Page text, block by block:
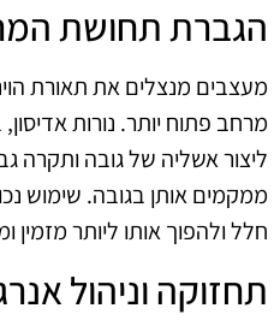
הגברת תחושת
מעצבים מנצלים את תאורת
מרחב פתוח יותר. נורות אדיסון,
ליצור אשליה של גובה ותקרה
ממקמים אותן בגובה. שימוש
חלל ולהפוך אותו ליותר מזמין
תחזוקה וניהול